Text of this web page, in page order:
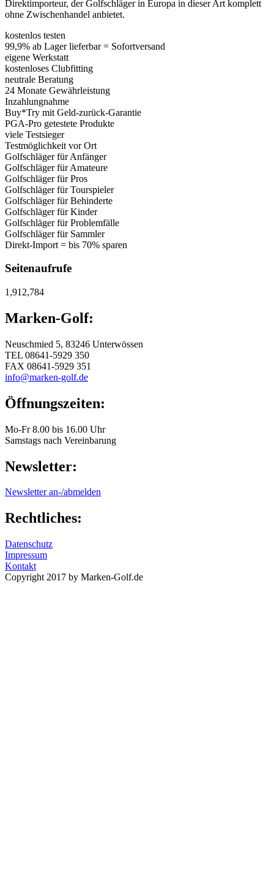
Direktimporteur, der Golfschläger in Europa in dieser Art komplett
ohne Zwischenhandel anbietet.
kostenlos testen
99,9% ab Lager lieferbar = Sofortversand
eigene Werkstatt
kostenloses Clubfitting
neutrale Beratung
24 Monate Gewährleistung
Inzahlungnahme
Buy*Try mit Geld-zurück-Garantie
PGA-Pro getestete Produkte
viele Testsieger
Testmöglichkeit vor Ort
Golfschläger für Anfänger
Golfschläger für Amateure
Golfschläger für Pros
Golfschläger für Tourspieler
Golfschläger für Behinderte
Golfschläger für Kinder
Golfschläger für Problemfälle
Golfschläger für Sammler
Direkt-Import = bis 70% sparen
Seitenaufrufe
1,912,784
Marken-Golf:
Neuschmied 5, 83246 Unterwössen
TEL 08641-5929 350
FAX 08641-5929 351
info@marken-golf.de
Öffnungszeiten:
Mo-Fr 8.00 bis 16.00 Uhr
Samstags nach Vereinbarung
Newsletter:
Newsletter an-/abmelden
Rechtliches:
Datenschutz
Impressum
Kontakt
Copyright 2017 by Marken-Golf.de